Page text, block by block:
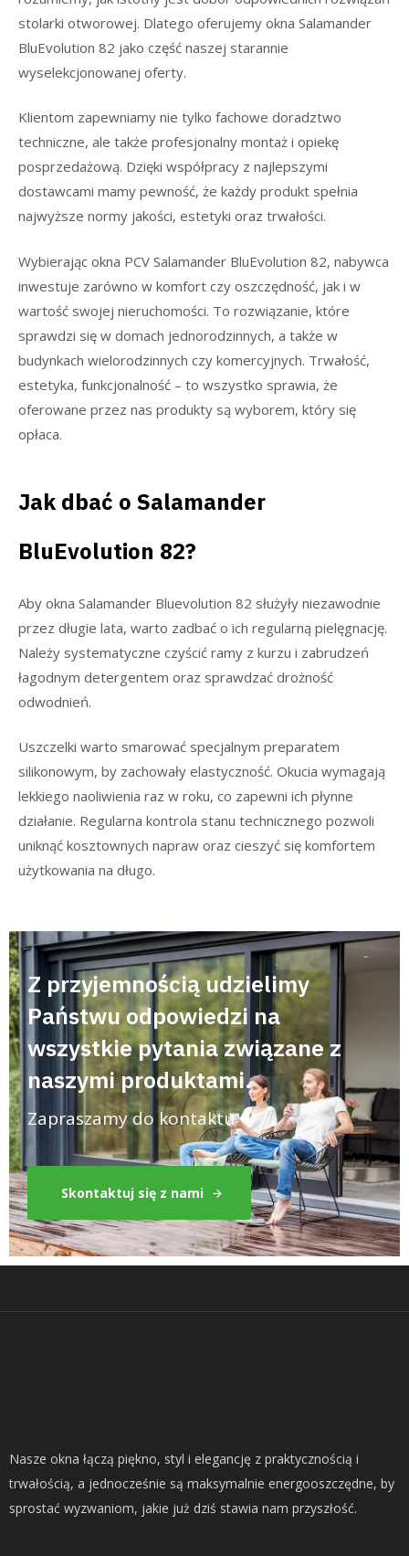
stolarki otworowej. Dlatego oferujemy okna Salamander
BluEvolution 82 jako część naszej starannie
wyselekcjonowanej oferty.
Klientom zapewniamy nie tylko fachowe doradztwo
techniczne, ale także profesjonalny montaż i opiekę
posprzedażową. Dzięki współpracy z najlepszymi
dostawcami mamy pewność, że każdy produkt spełnia
najwyższe normy jakości, estetyki oraz trwałości.
Wybierając okna PCV Salamander BluEvolution 82, nabywca
inwestuje zarówno w komfort czy oszczędność, jak i w
wartość swojej nieruchomości. To rozwiązanie, które
sprawdzi się w domach jednorodzinnych, a także w
budynkach wielorodzinnych czy komercyjnych. Trwałość,
estetyka, funkcjonalność – to wszystko sprawia, że
oferowane przez nas produkty są wyborem, który się
opłaca.
Jak dbać o Salamander
BluEvolution 82?
Aby okna Salamander Bluevolution 82 służyły niezawodnie
przez długie lata, warto zadbać o ich regularną pielęgnację.
Należy systematyczne czyścić ramy z kurzu i zabrudzeń
łagodnym detergentem oraz sprawdzać drożność
odwodnień.
Uszczelki warto smarować specjalnym preparatem
silikonowym, by zachowały elastyczność. Okucia wymagają
lekkiego naoliwienia raz w roku, co zapewni ich płynne
działanie. Regularna kontrola stanu technicznego pozwoli
uniknąć kosztownych napraw oraz cieszyć się komfortem
użytkowania na długo.
Z przyjemnością udzielimy
Państwu odpowiedzi na
wszystkie pytania związane z
naszymi produktami.
Zapraszamy do kontaktu
Skontaktuj się z nami
Nasze okna łączą piękno, styl i elegancję z praktycznością i
trwałością, a jednocześnie są maksymalnie energooszczędne, by
sprostać wyzwaniom, jakie już dziś stawia nam przyszłość.